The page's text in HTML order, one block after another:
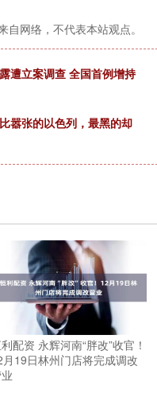
网络，不代表本站观点。
遭立案调查 全国首例增持
嚣张的以色列，最黑的却
配资 永辉河南“胖改”收官！
月19日林州门店将完成调改